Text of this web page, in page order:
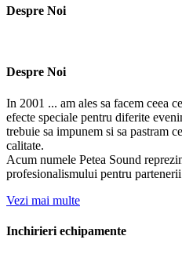
Despre Noi
Despre Noi
In 2001 ... am ales sa facem ceea
efecte speciale pentru diferite
trebuie sa impunem si sa pastram
calitate.
Acum numele Petea Sound
profesionalismului pentru
Vezi mai multe
Inchirieri echipamente